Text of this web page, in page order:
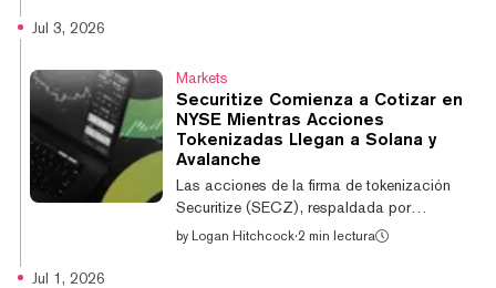
promocionar activos digitales. La prohibición
también abarcaría a las memecoins, de las
que tanto Trump como la primera dama,
Melania Trump, se beneficiaron durante el
último año. Según los reportes, el presidente
obtuvo...
Jul 3, 2026
Markets
Securitize Comienza a Cotizar en
NYSE Mientras Acciones
Tokenizadas Llegan a Solana y
Avalanche
Las acciones de la firma de tokenización
Securitize (SECZ), respaldada por
BlackRock, subieron más del 8% en su
by Logan Hitchcock·2 min lectura
Jul 1, 2026